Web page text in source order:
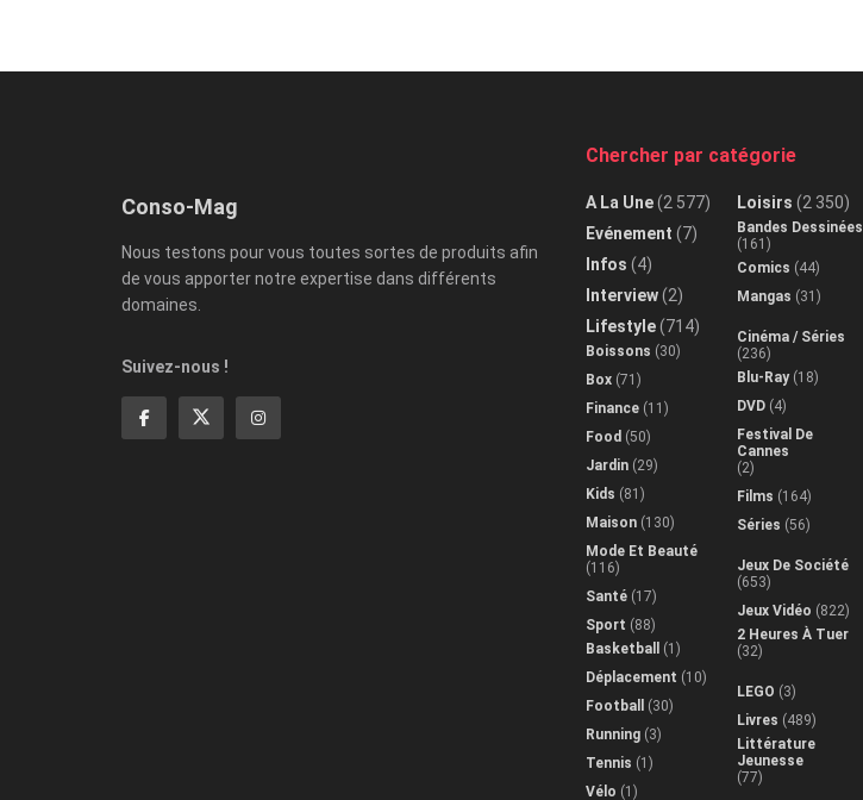
Conso-Mag
Nous testons pour vous toutes sortes de produits afin
de vous apporter notre expertise dans différents
domaines.
Suivez-nous !
Chercher par catégorie
A La Une(2 577)
Evénement (7)
Infos (4)
Interview(2)
Lifestyle(714)
Boissons (30)
Box (71)
Finance (11)
Food (50)
Jardin (29)
Kids (81)
Maison (130)
Mode Et Beauté
(116)
Santé (17)
Sport (88)
Basketball
(1)
Déplacement (10)
Football
(30)
Running (3)
Tennis (1)
Vélo (1)
Loisirs (2 350)
Bandes Dessinées
(161)
Comics (44)
Mangas (31)
Cinéma / Séries
(236)
Blu-Ray(18)
DVD(4)
Festival De
Cannes
(2)
Films (164)
Séries (56)
Jeux De Société
(653)
Jeux Vidéo (822)
2 Heures À Tuer
(32)
LEGO (3)
Livres (489)
Littérature
Jeunesse
(77)